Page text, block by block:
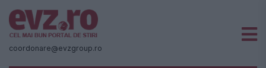
Știri
naționale
coordonare@evzgroup.ro